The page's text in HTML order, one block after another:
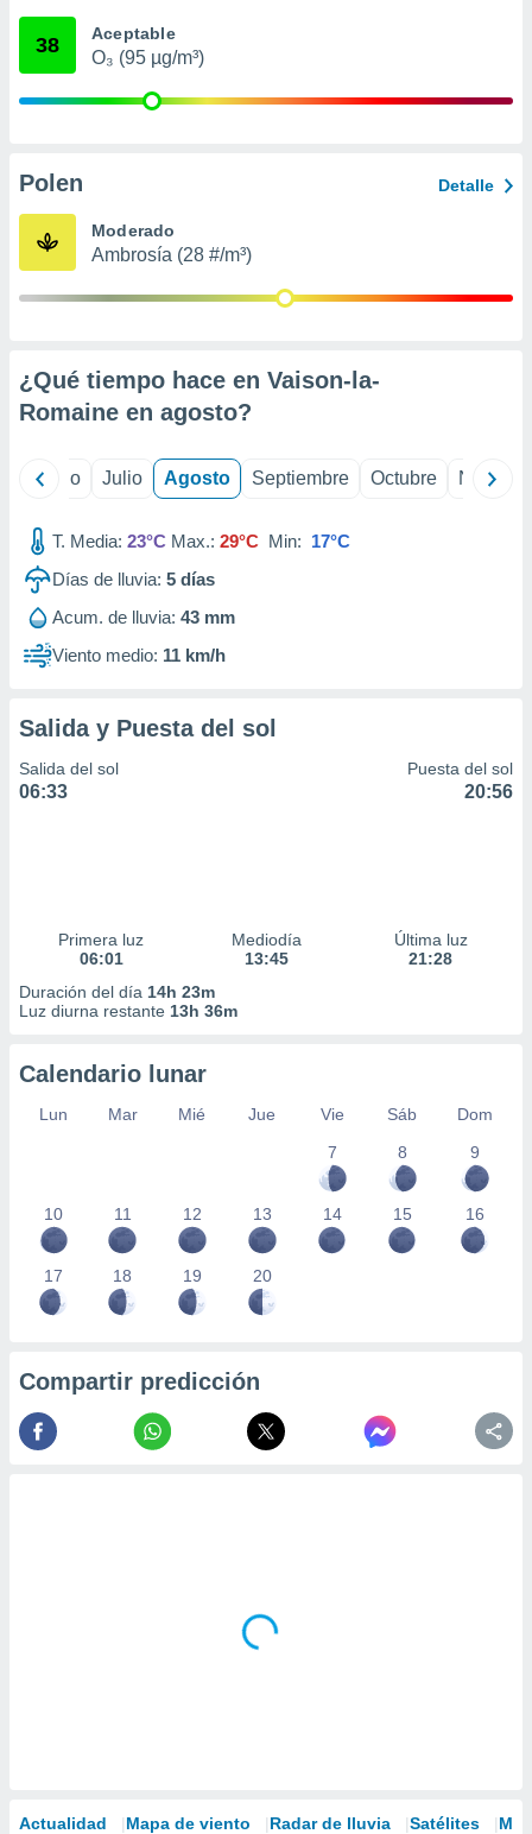
e
publicidad
1199
38 Aceptable
O₃ (95 µg/m³)
Polen Detalle
Moderado
Ambrosía (28 #/m³)
¿Qué tiempo hace en Vaison-la-
Romaine en agosto?
Junio Julio Agosto Septiembre Octubre
T. Media: 23°C Max.: 29°C Min: 17°C
Días de lluvia: 5 días
Acum. de lluvia: 43 mm
Viento medio: 11 km/h
Salida y Puesta del sol
Salida del sol
06:33
Puesta del sol
20:56
Primera luz
06:01
Mediodía
13:45
Última luz
21:28
Duración del día 14h 23m
Luz diurna restante 13h 36m
Calendario lunar
Lun Mar Mié Jue Vie Sáb
Dom
7
8 9
10 11 12 13 14 15 16
17 18 19 20
Compartir predicción
Actualidad Mapa de viento Radar de lluvia Satélites